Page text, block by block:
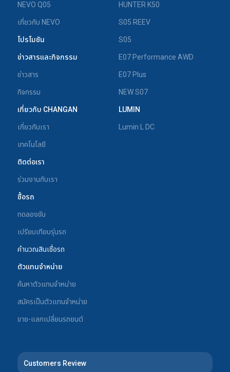
NEVO Q05
เกี่ยวกับ NEVO
โปรโมชัน
ข่าวสารและกิจกรรม
ข่าวสาร
กิจกรรม
เกี่ยวกับ CHANGAN
เกี่ยวกับเรา
เทคโนโลยี
ติดต่อเรา
ร่วมงานกับเรา
ซื้อรถ
ทดลองขับ
เปรียบเทียบรุ่นรถ
คำนวณสินเชื่อรถ
ตัวแทนจำหน่าย
ค้นหาตัวแทนจำหน่าย
สมัครเป็นตัวแทนจำหน่าย
ขาย-แลกเปลี่ยนรถยนต์
HUNTER K50
S05 REEV
S05
E07 Performance AWD
E07 Plus
NEW S07
LUMIN
Lumin L DC
Customers Review